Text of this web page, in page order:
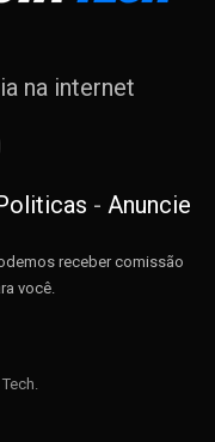
na internet
- Anuncie
receber comissão
você.